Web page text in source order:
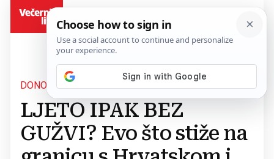
DONOSIMO
LJETO IPAK BEZ
GUŽVI? Evo što stiže na